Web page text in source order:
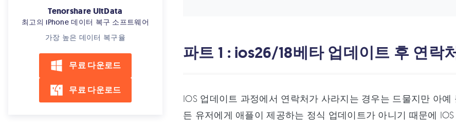
Tenorshare UltData
최고의 iPhone 데이터 복구 소프트웨어
가장 높은 데이터 복구율
무료 다운로드
무료 다운로드
파트 1 : ios26/18베타 업데이트 후 연락
IOS 업데이트 과정에서 연락처가 사라지는 경우는 드물지만 아
든 유저에게 애플이 제공하는 정식 업데이트가 아니기 때문에